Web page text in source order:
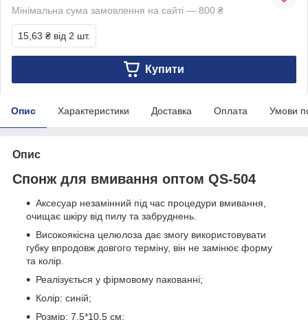
Мінімальна сума замовлення на сайті — 800 ₴
15,63 ₴ від 2 шт.
Купити
Опис Характеристики Доставка Оплата Умови
Опис
Спонж для вмивання оптом QS-504
Аксесуар незамінний під час процедури вмивання,
очищає шкіру від пилу та забруднень.
Високоякісна целюлоза дає змогу використовувати
губку впродовж довгого терміну, він не замінює форму
та колір.
Реалізується у фірмовому пакованні;
Колір: синій;
Розмір: 7,5*10.5 см;